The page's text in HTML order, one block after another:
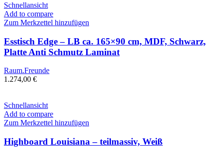
Schnellansicht
Add to compare
Zum Merkzettel hinzufügen
Esstisch Edge – LB ca. 165×90 cm, MDF, Schwarz,
Platte Anti Schmutz Laminat
Raum.Freunde
1.274,00 €
Schnellansicht
Add to compare
Zum Merkzettel hinzufügen
Highboard Louisiana – teilmassiv, Weiß